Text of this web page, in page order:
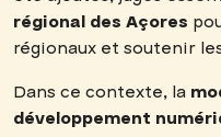
régional des Açores
régionaux et soutenir
Dans ce contexte, la
développement